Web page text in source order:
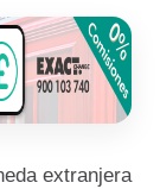
extranjera